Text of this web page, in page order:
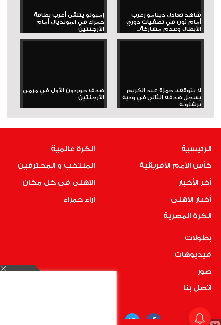
شاهد تعادل دينامو زغرب
أمام ثون في تصفيات دوري
الأبطال وعدم مشاركة...
إمبولو يتلقى أغرب بطاقة
حمراء في المونديال أمام
الأرجنتين
لا يتوقف.. حمزة عبد الكريم
يسجل هدفه الثاني في ودية
برشلونة
هدف جوردون الأول في مرمى
الأرجنتين
الرئيسية
كأس الأمم الأفريقية
أخر الأخبار
أخبار الاهلى
الكرة المصرية
الكرة عالمية
المنتخب و المحترفين
الاهلى فى كل مكان
أراء حمراء
بطولات
فيديوهات
صور
اتصل بنا